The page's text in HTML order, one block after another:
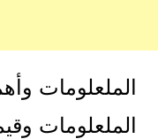
الملعلومات
الملعلومات